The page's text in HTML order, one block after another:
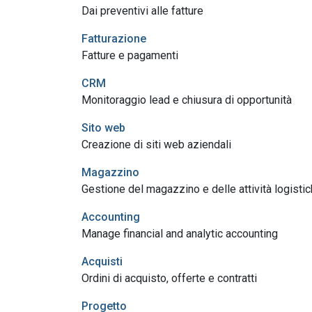
Dai preventivi alle fatture
Fatturazione
Fatture e pagamenti
CRM
Monitoraggio lead e chiusura di opportunità
Sito web
Creazione di siti web aziendali
Magazzino
Gestione del magazzino e delle attività
Accounting
Manage financial and analytic accounting
Acquisti
Ordini di acquisto, offerte e contratti
Progetto